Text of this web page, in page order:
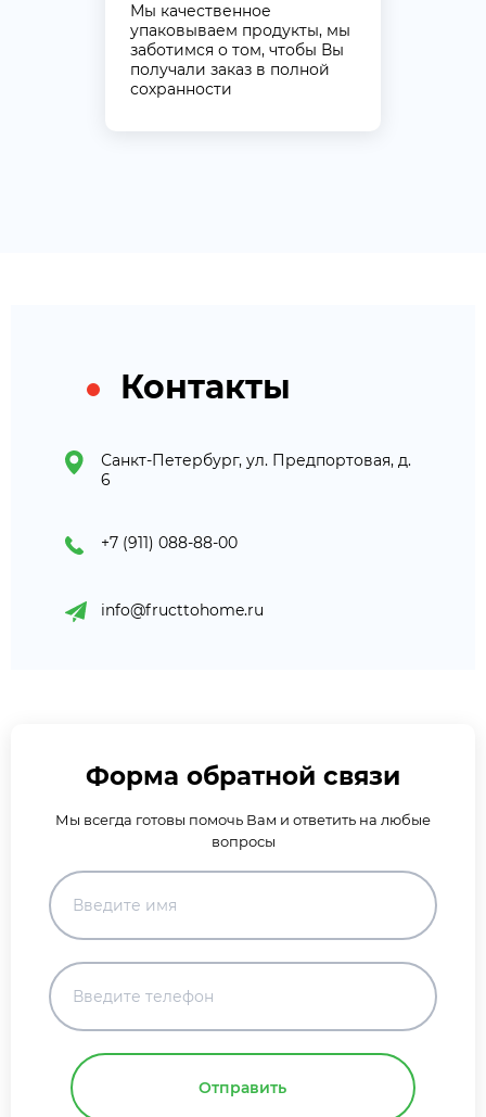
Мы качественное
упаковываем продукты, мы
заботимся о том, чтобы Вы
получали заказ в полной
сохранности
Контакты
Санкт-Петербург, ул. Предпортовая, д.
6
+7 (911) 088-88-00
info@fructtohome.ru
Форма обратной связи
Мы всегда готовы помочь Вам и ответить на любые
вопросы
Отправить